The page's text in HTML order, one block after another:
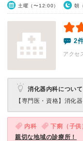
土曜（〜12:00） 朝
2
アクセ
消化器内科について
【専門医・資格】 消化
内科 下痢（子供
親切な地域の診療所！